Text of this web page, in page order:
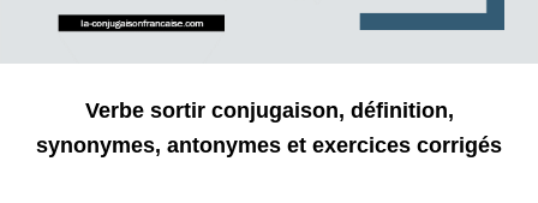
Verbe sortir conjugaison, définition,
synonymes, antonymes et exercices corrigés